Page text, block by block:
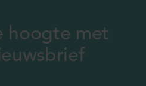
hoogte met